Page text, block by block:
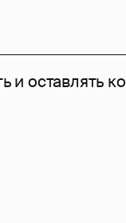
и оставлять